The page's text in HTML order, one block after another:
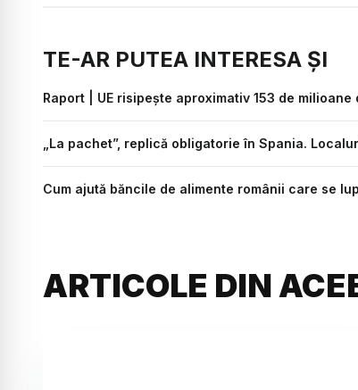
TE-AR PUTEA INTERESA ȘI
Raport | UE risipește aproximativ 153 de
„La pachet”, replică obligatorie în Spania.
Cum ajută băncile de alimente românii care se
ARTICOLE DIN